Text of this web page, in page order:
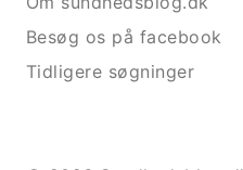
Besøg os på facebook
Tidligere søgninger